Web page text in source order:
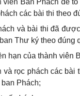
viên Ban Phách để
các bài thi theo
và bài thi đã
Thư ký theo đúng
hạn của thành viên
và rọc phách các bài
Phách;